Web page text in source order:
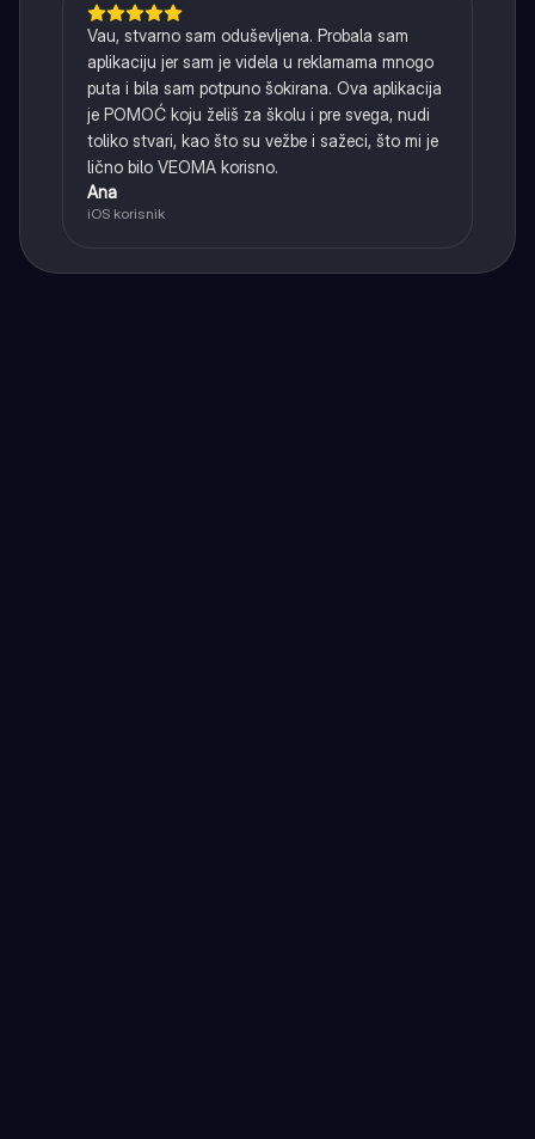
Vau, stvarno sam oduševljena. Probala sam
aplikaciju jer sam je videla u reklamama mnogo
puta i bila sam potpuno šokirana. Ova aplikacija
je POMOĆ koju želiš za školu i pre svega, nudi
toliko stvari, kao što su vežbe i sažeci, što mi je
lično bilo VEOMA korisno.
Ana
iOS korisnik